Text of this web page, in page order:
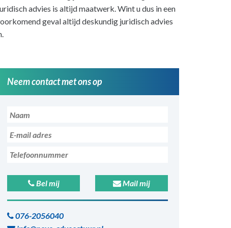
advies is altijd maatwerk. Wint u dus in een
geval altijd deskundig juridisch advies
Neem contact met ons op
Bel mij Mail mij
076-2056040